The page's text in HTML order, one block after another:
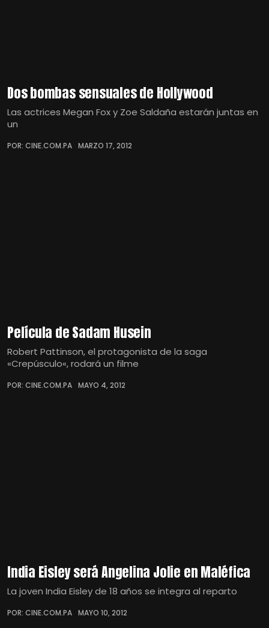
Dos bombas sensuales de Hollywood
Las actrices Megan Fox y Zoe Saldaña estarán juntas en
un
POR: CINE.COM.PA MARZO 17, 2012
Película de Sadam Husein
Robert Pattinson, el protagonista de la saga
«Crepúsculo«, rodará un filme
POR: CINE.COM.PA MAYO 4, 2012
India Eisley será Angelina Jolie en Maléfica
La joven India Eisley de 18 años se integra al reparto
POR: CINE.COM.PA MAYO 10, 2012